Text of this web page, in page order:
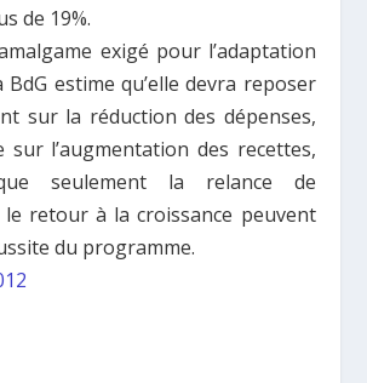
de 19%.
exigé pour l’adaptation
estime qu’elle devra reposer
sur la réduction des dépenses,
sur l’augmentation des recettes,
seulement la relance de
le retour à la croissance peuvent
du programme.